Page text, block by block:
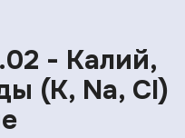
- Калий,
(К, Na, Cl)